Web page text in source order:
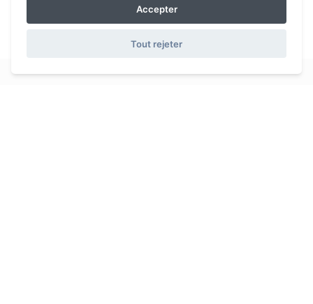
Accepter
Tout rejeter